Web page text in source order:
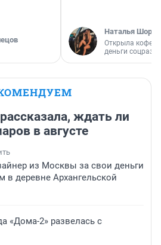
Наталья
Открыла
деньги
ждать ли
в августе
из Москвы за свои деньги
в деревне Архангельской
«Дома-2» развелась с